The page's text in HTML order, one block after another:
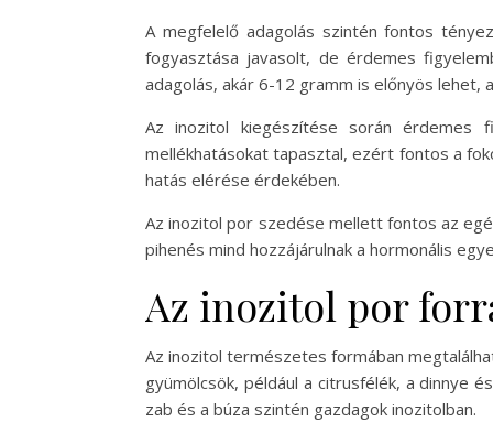
A megfelelő adagolás szintén fontos
fogyasztása javasolt, de érdemes
adagolás, akár 6-12 gramm is előnyös
Az inozitol kiegészítése során érdemes
mellékhatásokat tapasztal, ezért fontos a
hatás elérése érdekében.
Az inozitol por szedése mellett fontos az
pihenés mind hozzájárulnak a hormonális
Az inozitol por
Az inozitol természetes formában
gyümölcsök, például a citrusfélék, a dinnye
zab és a búza szintén gazdagok inozitolban.